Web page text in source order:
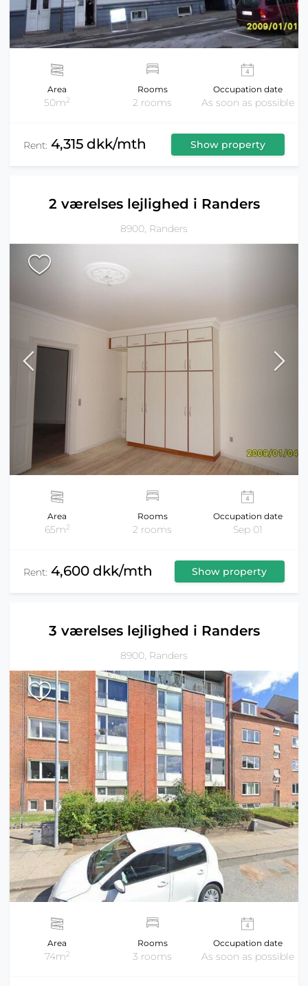
Area
50m2
Rooms
2 rooms
Occupation date
As soon as possible
Rent: 4,315 dkk/mth Show property
2 værelses lejlighed i Randers
8900, Randers
Area
65m2
Rooms
2 rooms
Occupation date
Sep 01
Rent: 4,600 dkk/mth Show property
3 værelses lejlighed i Randers
8900, Randers
Area
74m2
Rooms
3 rooms
Occupation date
As soon as possible